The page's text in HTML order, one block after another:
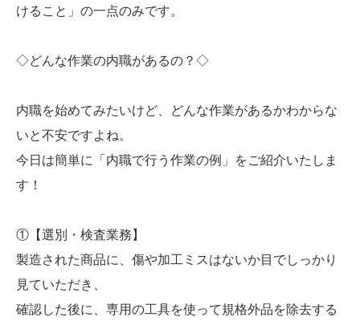
けること」の一点のみです。
◇どんな作業の内職があるの？◇
内職を始めてみたいけど、どんな作業があるかわからな
いと不安ですよね。
今日は簡単に「内職で行う作業の例」をご紹介いたしま
す！
①【選別・検査業務】
製造された商品に、傷や加工ミスはないか目でしっかり
見ていただき、
確認した後に、専用の工具を使って規格外品を除去する